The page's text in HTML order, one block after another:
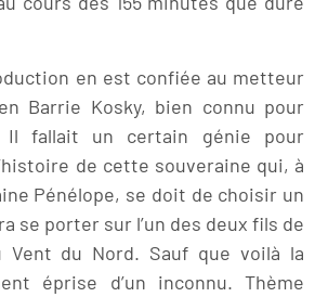
en est confiée au metteur
Barrie Kosky, bien connu pour
Il fallait un certain génie pour
de cette souveraine qui, à
Pénélope, se doit de choisir un
se porter sur l’un des deux fils de
Vent du Nord. Sauf que voilà la
éprise d’un inconnu. Thème